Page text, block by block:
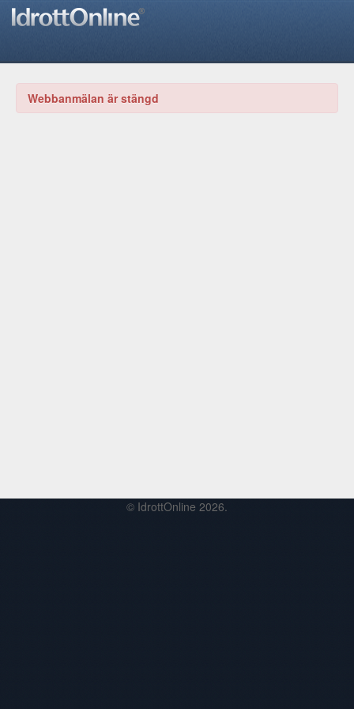
Webbanmälan är stängd
© IdrottOnline 2026.